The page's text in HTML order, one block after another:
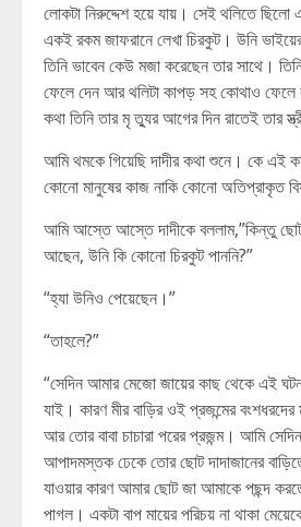
লোকটা নিরুদ্দেশ হয়ে যায়। সেই থলিতে
একই রকম জাফরানে লেখা চিরকুট। উনি
তিনি ভাবেন কেউ মজা করেছেন তার সাথে।
ফেলে দেন আর থলিটা কাপড় সহ কোথাও ফেলে
কথা তিনি তার মৃ ত্যুর আগের দিন রাতেই তার
আমি থমকে গিয়েছি দাদীর কথা শুনে। কে এই
কোনো মানুষের কাজ নাকি কোনো অতিপ্রাকৃত
আমি আস্তে আস্তে দাদীকে বললাম,”কিন্তু
আছেন, উনি কি কোনো চিরকুট পাননি?”
“হ্যা উনিও পেয়েছেন।”
“তাহলে?”
“সেদিন আমার মেজো জায়ের কাছ থেকে এই
যাই। কারণ মীর বাড়ির ওই প্রজন্মের
আর তোর বাবা চাচারা পরের প্রজন্ম। আমি
আপাদমস্তক ঢেকে তোর ছোট দাদাজানের
যাওয়ার কারণ আমার ছোট জা আমাকে পছন্দ
পাগল। একটা বাপ মায়ের পরিচয় না থাকা